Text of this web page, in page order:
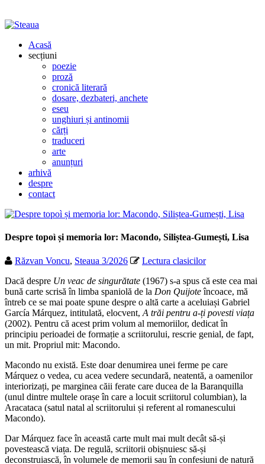
Acasă
secțiuni
poezie
proză
cronică literară
dosare, dezbateri, anchete
eseu
unghiuri și antinomii
cărți
traduceri
arte
anunțuri
arhivă
despre
contact
Despre topoì și memoria lor: Macondo, Siliștea-Gumești, Lisa
Răzvan Voncu, Steaua 3/2026
Lectura clasicilor
Dacă despre Un veac de singurătate (1967) s-a spus că este cea mai
bună carte scrisă în limba spaniolă de la Don Quijoteîncoace, mă
întreb ce se mai poate spune despre o altă carte a aceluiași Gabriel
García Márquez, intitulată, elocvent, A trăi pentru a-ți povesti viața
(2002). Pentru că acest prim volum al memoriilor, dedicat în
principiu perioadei de formație a scriitorului, rescrie genial, de fapt,
un mit. Propriul mit: Macondo.
Macondo nu există. Este doar denumirea unei ferme pe care
Márquez o vedea, cu acea vedere secundară, neatentă, a oamenilor
interiorizați, pe marginea căii ferate care ducea de la Baranquilla
(unul dintre multele orașe în care a locuit scriitorul columbian), la
Aracataca (satul natal al scriitorului și referent al romanescului
Macondo).
Dar Márquez face în această carte mult mai mult decât să-și
povestească viața. De regulă, scriitorii obișnuiesc să-și
deconstruiască, în volumele de memorii sau în confesiuni de natură